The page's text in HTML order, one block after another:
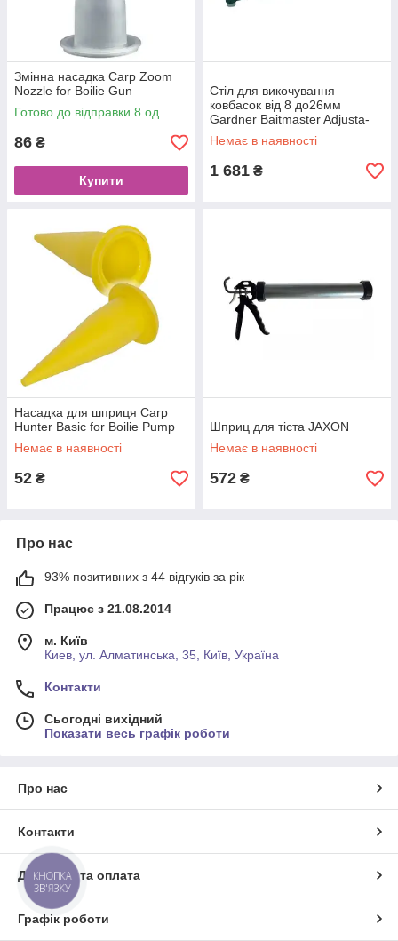
Змінна насадка Carp Zoom
Nozzle for Boilie Gun
Готово до відправки 8 од.
86 ₴
Купити
Стіл для викочування
ковбасок від 8 до26мм
Gardner Baitmaster Adjusta-
Table
Немає в наявності
1 681 ₴
Насадка для шприця Carp
Hunter Basic for Boilie Pump
Немає в наявності
52 ₴
Шприц для тіста JAXON
Немає в наявності
572 ₴
Про нас
93% позитивних з 44 відгуків за рік
Працює з 21.08.2014
м. Київ
Киев, ул. Алматинська, 35, Київ, Україна
Контакти
Сьогодні вихідний
Показати весь графік роботи
Про нас
Контакти
Доставка та оплата
Графік роботи
КНОПКА
ЗВ'ЯЗКУ